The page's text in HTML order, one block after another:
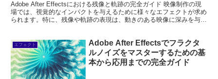
Adobe After Effectsにおける残像と軌跡の完全ガイド 映像制作の現
場では、視覚的なインパクトを与えるために様々なエフェクトが求め
られます。特に、残像や軌跡の表現は、動きのある映像に深みを与え
エフェクト
Adobe After Effectsでフラクタ
ルノイズをマスターするための基
本から応用までの完全ガイド